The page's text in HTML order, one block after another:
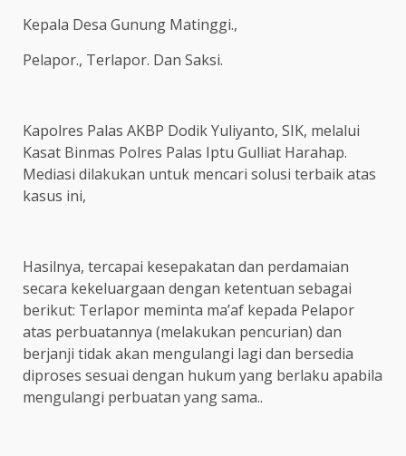
Kepala Desa Gunung Matinggi.,
Pelapor., Terlapor. Dan Saksi.
Kapolres Palas AKBP Dodik Yuliyanto, SIK, melalui
Kasat Binmas Polres Palas Iptu Gulliat Harahap.
Mediasi dilakukan untuk mencari solusi terbaik atas
kasus ini,
Hasilnya, tercapai kesepakatan dan perdamaian
secara kekeluargaan dengan ketentuan sebagai
berikut: Terlapor meminta ma’af kepada Pelapor
atas perbuatannya (melakukan pencurian) dan
berjanji tidak akan mengulangi lagi dan bersedia
diproses sesuai dengan hukum yang berlaku apabila
mengulangi perbuatan yang sama..